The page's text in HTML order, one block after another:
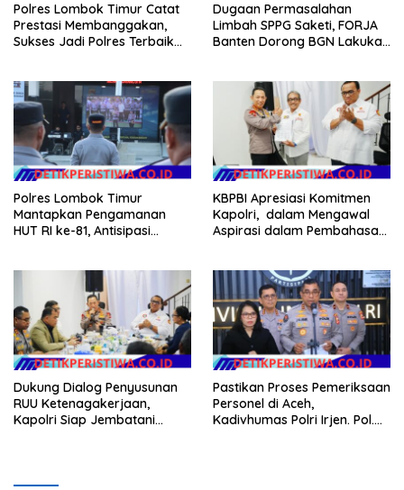
Polres Lombok Timur Catat
Prestasi Membanggakan,
Sukses Jadi Polres Terbaik
Dugaan Permasalahan
Limbah SPPG Saketi, FORJA
Banten Dorong BGN Lakukan
Polres Lombok Timur
Mantapkan Pengamanan
HUT RI ke-81, Antisipasi
KBPBI Apresiasi Komitmen
Kapolri, dalam Mengawal
Aspirasi dalam Pembahasan
Dukung Dialog Penyusunan
RUU Ketenagakerjaan,
Kapolri Siap Jembatani
Pastikan Proses Pemeriksaan
Personel di Aceh,
Kadivhumas Polri Irjen. Pol.